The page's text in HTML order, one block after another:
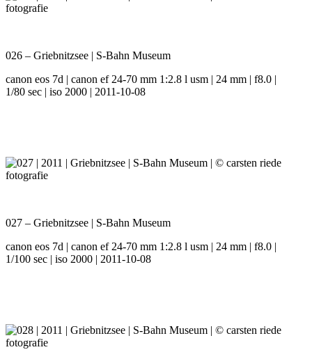
026 – Griebnitzsee | S-Bahn Museum
canon eos 7d | canon ef 24-70 mm 1:2.8 l usm | 24 mm | f8.0 |
1/80 sec | iso 2000 | 2011-10-08
027 – Griebnitzsee | S-Bahn Museum
canon eos 7d | canon ef 24-70 mm 1:2.8 l usm | 24 mm | f8.0 |
1/100 sec | iso 2000 | 2011-10-08